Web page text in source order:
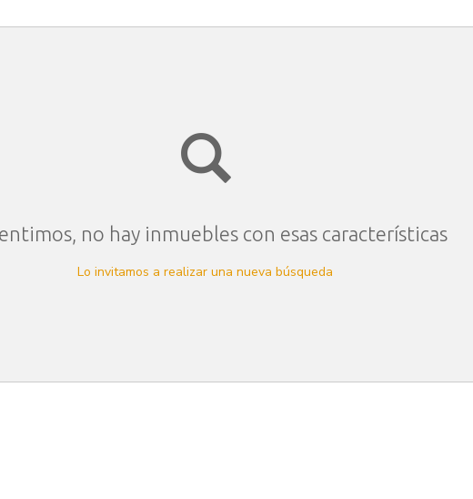
no hay inmuebles con esas características
Lo invitamos a realizar una nueva búsqueda